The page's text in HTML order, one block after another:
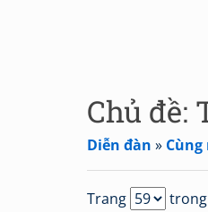
Chủ đề:
Diễn đàn »
Trang trong